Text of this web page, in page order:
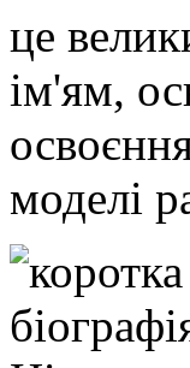
це
ім'ям,
моделі